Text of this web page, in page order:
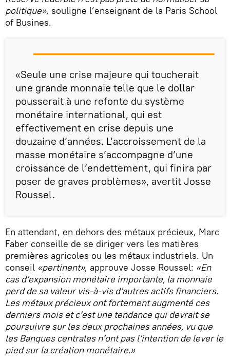
politique», souligne l’enseignant de la Paris School
of Busines.
«Seule une crise majeure qui toucherait
une grande monnaie telle que le dollar
pousserait à une refonte du système
monétaire international, qui est
effectivement en crise depuis une
douzaine d’années. L’accroissement de la
masse monétaire s’accompagne d’une
croissance de l’endettement, qui finira par
poser de graves problèmes», avertit Josse
Roussel.
En attendant, en dehors des métaux précieux, Marc
Faber conseille de se diriger vers les matières
premières agricoles ou les métaux industriels. Un
conseil «pertinent», approuve Josse Roussel: «En
cas d’expansion monétaire importante, la monnaie
perd de sa valeur vis-à-vis d’autres actifs financiers.
Les métaux précieux ont fortement augmenté ces
derniers mois et c’est une tendance qui devrait se
poursuivre sur les deux prochaines années, vu que
les Banques centrales n’ont pas l’intention de lever le
pied sur la création monétaire.»